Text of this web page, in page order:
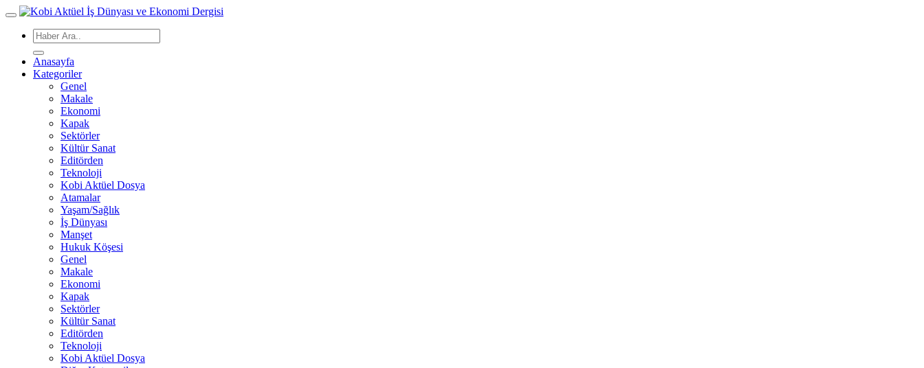
Anasayfa
Kategoriler
Genel
Makale
Ekonomi
Kapak
Sektörler
Kültür Sanat
Editörden
Teknoloji
Kobi Aktüel Dosya
Atamalar
Yaşam/Sağlık
İş Dünyası
Manşet
Hukuk Köşesi
Genel
Makale
Ekonomi
Kapak
Sektörler
Kültür Sanat
Editörden
Teknoloji
Kobi Aktüel Dosya